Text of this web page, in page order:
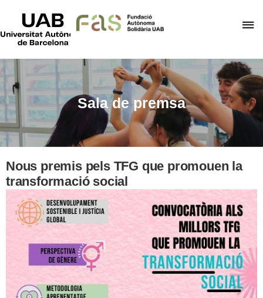
el
Sala de premsa
Nous premis pels TFG que promouen la
transformació social